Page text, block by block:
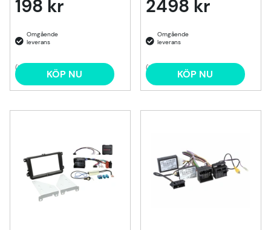
198 kr
(1) KÖP NU
2498 kr
(1) KÖP NU